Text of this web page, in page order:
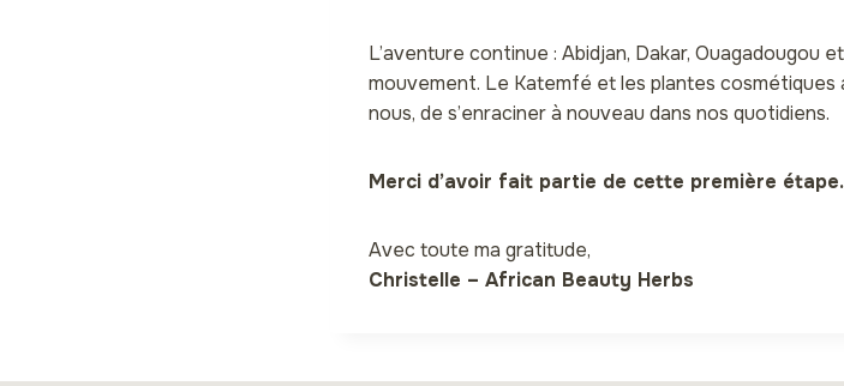
L’aventure continue : Abidjan, Dakar, Ouagadougou
mouvement. Le Katemfé et les plantes
nous, de s’enraciner à nouveau dans nos quotidiens.
Merci d’avoir fait partie de cette première
Avec toute ma gratitude,
Christelle – African Beauty Herbs